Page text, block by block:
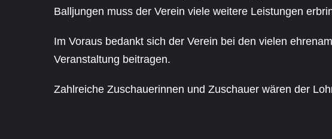
Balljungen muss der Verein viele weitere Leistungen
Im Voraus bedankt sich der Verein bei den vielen
Veranstaltung beitragen.
Zahlreiche Zuschauerinnen und Zuschauer wären der